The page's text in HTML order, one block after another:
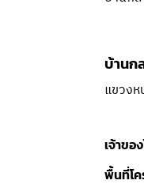
บ้านก
แขวง
เจ้าขอ
พื้นที่โค